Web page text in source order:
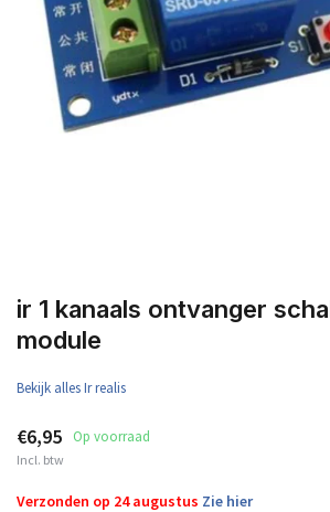
ir 1 kanaals ontvanger
module
Bekijk alles Ir realis
€6,95 Op voorraad
Incl. btw
Verzonden op 24 augustus Zie hier